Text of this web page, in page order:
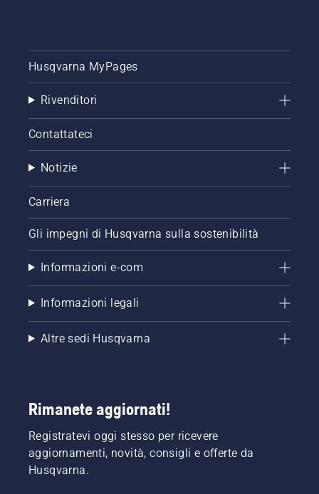
Husqvarna MyPages
Rivenditori
Contattateci
Notizie
Carriera
Gli impegni di Husqvarna sulla sostenibilità
Informazioni e-com
Informazioni legali
Altre sedi Husqvarna
Rimanete aggiornati!
Registratevi oggi stesso per ricevere
aggiornamenti, novità, consigli e offerte da
Husqvarna.